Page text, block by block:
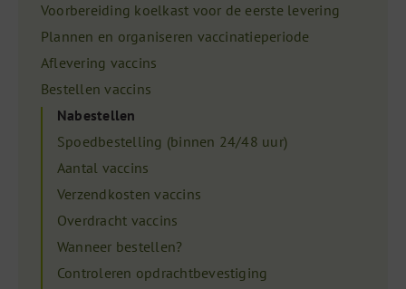
Voorbereiding koelkast voor de eerste levering
Plannen en organiseren vaccinatieperiode
Aflevering vaccins
Bestellen vaccins
Nabestellen
Spoedbestelling (binnen 24/48 uur)
Aantal vaccins
Verzendkosten vaccins
Overdracht vaccins
Wanneer bestellen?
Controleren opdrachtbevestiging